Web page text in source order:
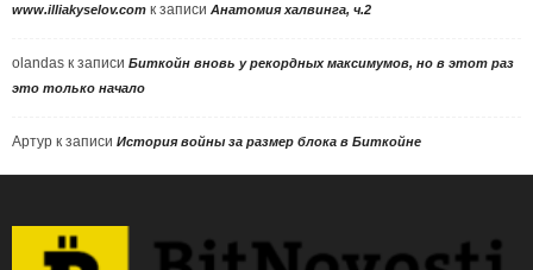
www.illiakyselov.com к записи Анатомия халвинга, ч.2
olandas к записи Биткойн вновь у рекордных максимумов, но в этот раз
это только начало
Артур к записи История войны за размер блока в Биткойне